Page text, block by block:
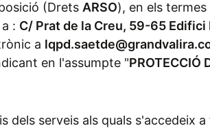
(Drets ARSO), en els
: C/ Prat de la Creu, 59-65 Edifici
a
en l'assumpte "PROTECCIÓ
dels serveis als quals s'accedeix